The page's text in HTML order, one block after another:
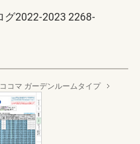
グ2022-2023 2268-
ココマ ガーデンルームタイプ